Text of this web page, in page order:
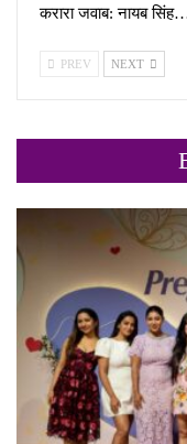
करारा जवाब: नायब
PREV NEXT